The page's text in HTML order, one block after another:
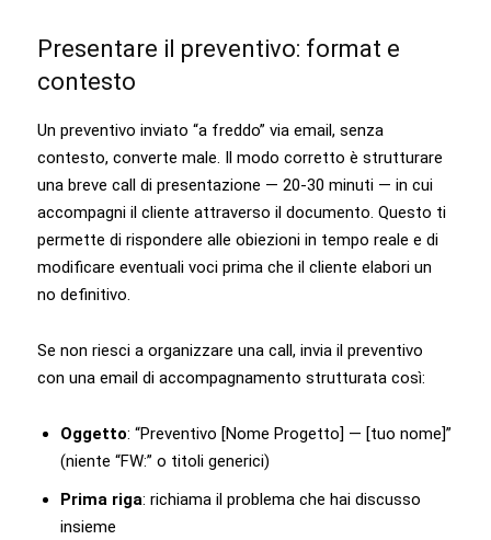
Presentare il preventivo: format e
contesto
Un preventivo inviato “a freddo” via email, senza
contesto, converte male. Il modo corretto è strutturare
una breve call di presentazione — 20-30 minuti — in cui
accompagni il cliente attraverso il documento. Questo ti
permette di rispondere alle obiezioni in tempo reale e di
modificare eventuali voci prima che il cliente elabori un
no definitivo.
Se non riesci a organizzare una call, invia il preventivo
con una email di accompagnamento strutturata così:
Oggetto: “Preventivo [Nome Progetto] — [tuo nome]”
(niente “FW:” o titoli generici)
Prima riga: richiama il problema che hai discusso
insieme